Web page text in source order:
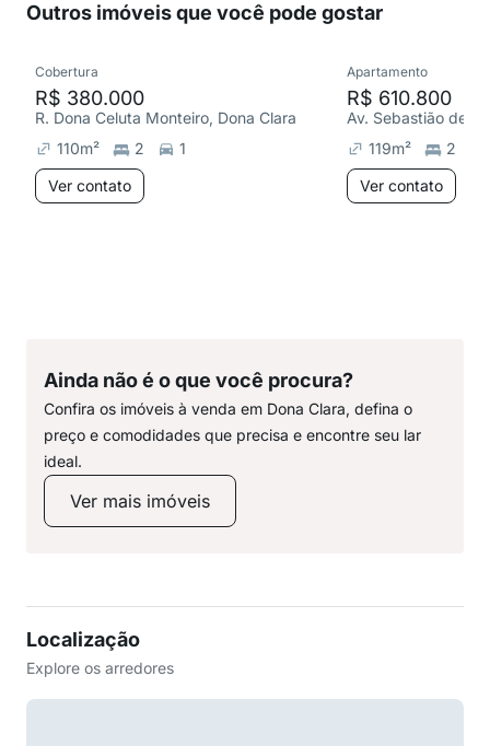
Outros imóveis que você pode gostar
Cobertura
R$ 380.000
R. Dona Celuta Monteiro, Dona Clara
110m² 2
1
Ver contato
Apartamento
R$ 610.800
Av. Sebastião de
119m²
2
Ver contato
Ainda não é o que você procura?
Confira os imóveis à venda em Dona Clara, defina o
preço e comodidades que precisa e encontre seu lar
ideal.
Ver mais imóveis
Localização
Explore os arredores